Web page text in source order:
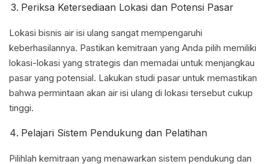
Periksa Ketersediaan Lokasi dan Potensi Pasar
Lokasi bisnis air isi ulang sangat mempengaruhi
keberhasilannya. Pastikan kemitraan yang Anda pilih memiliki
lokasi-lokasi yang strategis dan memadai untuk menjangkau
pasar yang potensial. Lakukan studi pasar untuk memastikan
bahwa permintaan akan air isi ulang di lokasi tersebut cukup
tinggi.
Pelajari Sistem Pendukung dan Pelatihan
Pilihlah kemitraan yang menawarkan sistem pendukung dan